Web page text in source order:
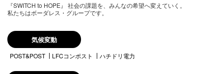
『SWITCH to HOPE』 社会の課題を、みんなの希望へ変えていく。
私たちはボーダレス・グループです。
気候変動
POST&POST LFCコンポスト ハチドリ電力